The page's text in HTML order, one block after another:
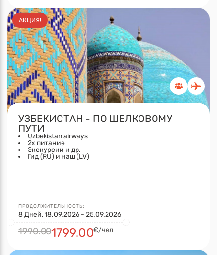
АКЦИЯ!
УЗБЕКИСТАН - ПО ШЕЛКОВОМУ
ПУТИ
Uzbekistan airways
2x питание
Экскурсии и др.
Гид (RU) и наш (LV)
ПРОДОЛЖИТЕЛЬНОСТЬ:
8 Дней, 18.09.2026 - 25.09.2026
1990.001799.00€/чел